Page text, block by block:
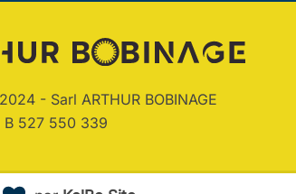
- Sarl ARTHUR BOBINAGE
B 527 550 339